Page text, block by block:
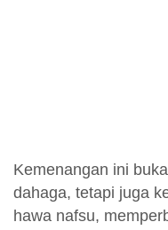
Kemenangan ini
dahaga, tetapi juga
hawa nafsu,